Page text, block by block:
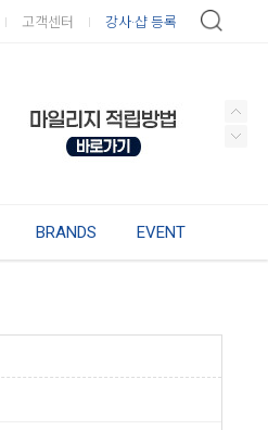
고객센터 강사·샵 등록
BRANDS EVENT